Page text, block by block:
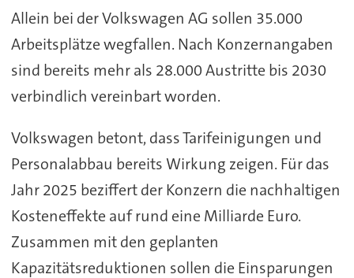
Allein bei der Volkswagen AG sollen 35.000
Arbeitsplätze wegfallen. Nach Konzernangaben
sind bereits mehr als 28.000 Austritte bis 2030
verbindlich vereinbart worden.
Volkswagen betont, dass Tarifeinigungen und
Personalabbau bereits Wirkung zeigen. Für das
Jahr 2025 beziffert der Konzern die nachhaltigen
Kosteneffekte auf rund eine Milliarde Euro.
Zusammen mit den geplanten
Kapazitätsreduktionen sollen die Einsparungen